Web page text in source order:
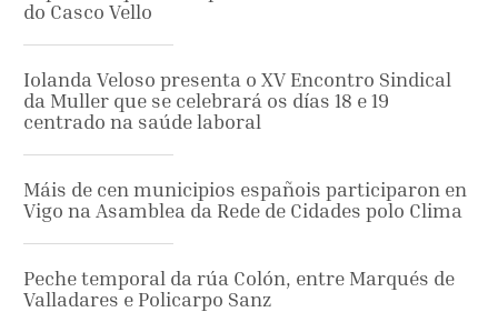
do Casco Vello
Iolanda Veloso presenta o XV Encontro Sindical
da Muller que se celebrará os días 18 e 19
centrado na saúde laboral
Máis de cen municipios españois participaron en
Vigo na Asamblea da Rede de Cidades polo Clima
Peche temporal da rúa Colón, entre Marqués de
Valladares e Policarpo Sanz